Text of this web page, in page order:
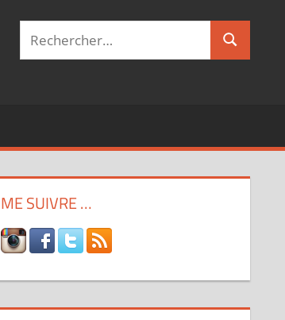
Recherche
ME SUIVRE …